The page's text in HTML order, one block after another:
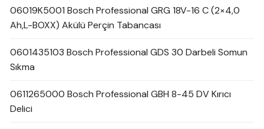
06019K5001 Bosch Professional GRG 18V-16 C (2×4,0
Ah,L-BOXX) Akülü Perçin Tabancası
0601435103 Bosch Professional GDS 30 Darbeli Somun
Sıkma
0611265000 Bosch Professional GBH 8-45 DV Kırıcı
Delici